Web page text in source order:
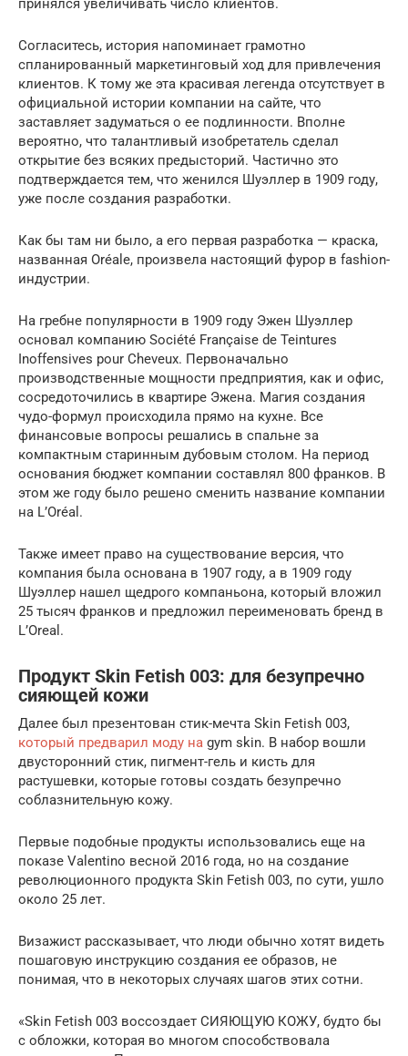
принялся увеличивать число клиентов.
Согласитесь, история напоминает грамотно
спланированный маркетинговый ход для привлечения
клиентов. К тому же эта красивая легенда отсутствует в
официальной истории компании на сайте, что
заставляет задуматься о ее подлинности. Вполне
вероятно, что талантливый изобретатель сделал
открытие без всяких предысторий. Частично это
подтверждается тем, что женился Шуэллер в 1909 году,
уже после создания разработки.
Как бы там ни было, а его первая разработка — краска,
названная Oréale, произвела настоящий фурор в fashion-
индустрии.
На гребне популярности в 1909 году Эжен Шуэллер
основал компанию Société Française de Teintures
Inoffensives pour Cheveux. Первоначально
производственные мощности предприятия, как и офис,
сосредоточились в квартире Эжена. Магия создания
чудо-формул происходила прямо на кухне. Все
финансовые вопросы решались в спальне за
компактным старинным дубовым столом. На период
основания бюджет компании составлял 800 франков. В
этом же году было решено сменить название компании
на L’Oréal.
Также имеет право на существование версия, что
компания была основана в 1907 году, а в 1909 году
Шуэллер нашел щедрого компаньона, который вложил
25 тысяч франков и предложил переименовать бренд в
L’Oreal.
Продукт Skin Fetish 003: для безупречно
сияющей кожи
Далее был презентован стик-мечта Skin Fetish 003,
который предварил моду на gym skin. В набор вошли
двусторонний стик, пигмент-гель и кисть для
растушевки, которые готовы создать безупречно
соблазнительную кожу.
Первые подобные продукты использовались еще на
показе Valentino весной 2016 года, но на создание
революционного продукта Skin Fetish 003, по сути, ушло
около 25 лет.
Визажист рассказывает, что люди обычно хотят видеть
пошаговую инструкцию создания ее образов, не
понимая, что в некоторых случаях шагов этих сотни.
«Skin Fetish 003 воссоздает СИЯЮЩУЮ КОЖУ, будто бы
с обложки, которая во многом способствовала